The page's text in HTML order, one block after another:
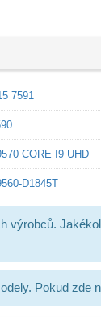
7591
CORE I9 UHD
D1845T
výrobců.
Pokud zde